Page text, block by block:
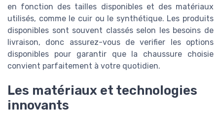
en fonction des tailles disponibles et des matériaux
utilisés, comme le cuir ou le synthétique. Les produits
disponibles sont souvent classés selon les besoins de
livraison, donc assurez-vous de verifier les options
disponibles pour garantir que la chaussure choisie
convient parfaitement à votre quotidien.
Les matériaux et technologies
innovants